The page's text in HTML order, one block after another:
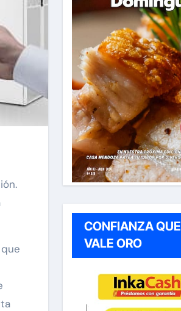
CONFIANZA QUE
VALE ORO